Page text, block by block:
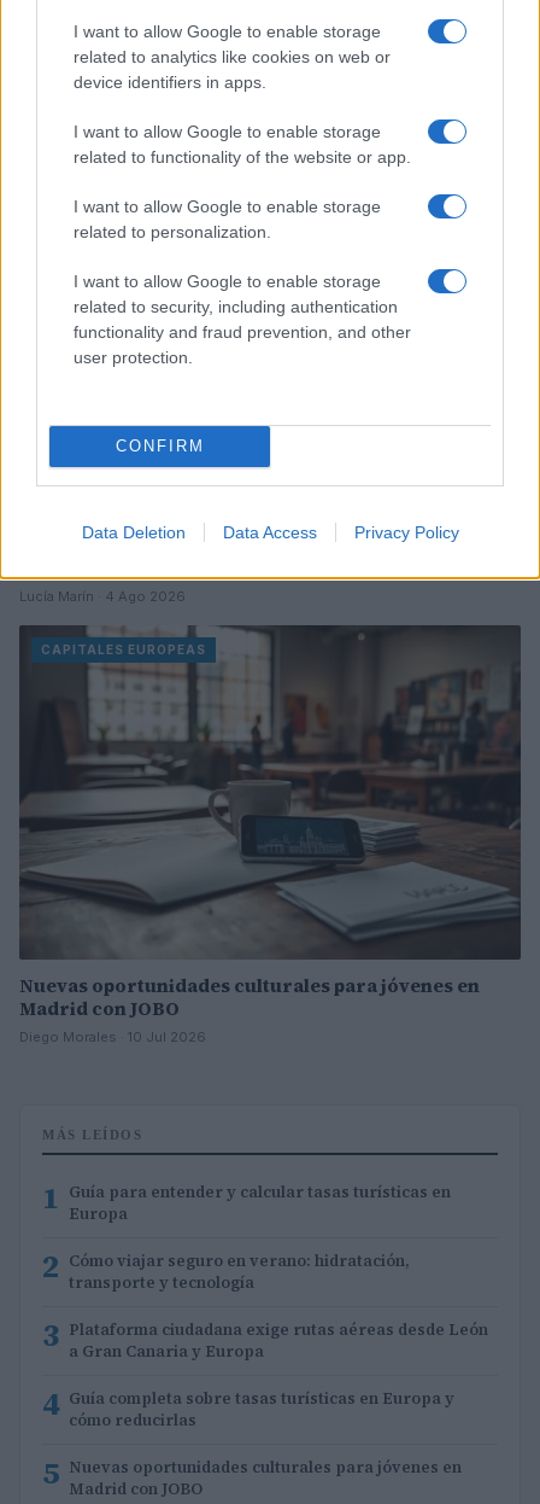
I want to allow Google to enable storage
related to analytics like cookies on web or
device identifiers in apps.
I want to allow Google to enable storage
related to functionality of the website or app.
I want to allow Google to enable storage
related to personalization.
I want to allow Google to enable storage
related to security, including authentication
functionality and fraud prevention, and other
user protection.
CONFIRM
Data Deletion Data Access Privacy Policy
a Gran Canaria y Europa
Javier Ortega · 4 Ago 2026
CAPITALES EUROPEAS
Guía para entender y calcular tasas turísticas en
Lucía Marín · 4 Ago 2026
CAPITALES EUROPEAS
Nuevas oportunidades culturales para jóvenes en
Madrid con JOBO
Diego Morales · 10 Jul 2026
MÁS LEÍDOS
1 Guía para entender y calcular tasas turísticas en
Europa
2 Cómo viajar seguro en verano: hidratación,
transporte y tecnología
3 Plataforma ciudadana exige rutas aéreas desde León
a Gran Canaria y Europa
4 Guía completa sobre tasas turísticas en Europa y
cómo reducirlas
5 Nuevas oportunidades culturales para jóvenes en
Madrid con JOBO